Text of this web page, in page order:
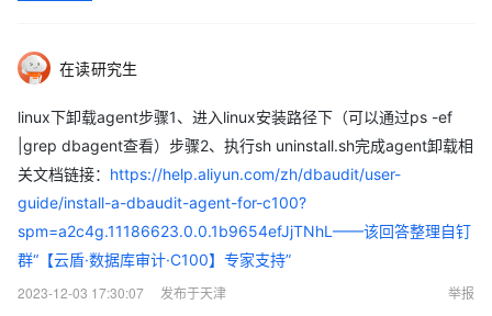
在读研究生
linux下卸载agent步骤1、进入linux安装路径下（可以通过ps -ef
|grep dbagent查看）步骤2、执行sh uninstall.sh完成agent卸载相
关文档链接： https://help.aliyun.com/zh/dbaudit/user-
guide/install-a-dbaudit-agent-for-c100?
spm=a2c4g.11186623.0.0.1b9654efJjTNhL——该回答整理自钉
群“【云盾·数据库审计·C100】专家支持”
2023-12-03 17:30:07
发布于天津 举报